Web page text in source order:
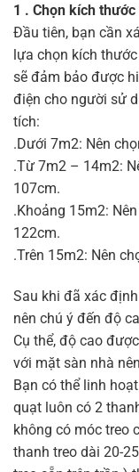
1 . Chọn kích
Đầu tiên, bạn cần
lựa chọn kích
sẽ đảm bảo được
điện cho người sử
tích:
.Dưới 7m2: Nên
.Từ 7m2 – 14m2:
107cm.
.Khoảng 15m2:
122cm.
.Trên 15m2: Nên
Sau khi đã xác
nên chú ý đến độ
Cụ thể, độ cao
với mặt sàn nhà
Bạn có thể linh
quạt luôn có 2
không có móc treo
thanh treo dài 20-